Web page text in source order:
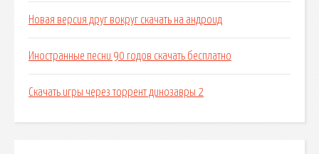
Новая версия друг вокруг скачать на андроид
Иностранные песни 90 годов скачать бесплатно
Скачать игры через торрент динозавры 2